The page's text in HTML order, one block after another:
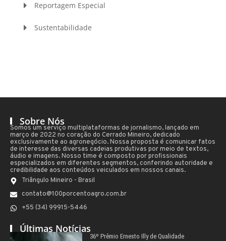
Reportagem Especial
Sustentabilidade
Sobre Nós
Somos um serviço multiplataformas de jornalismo, lançado em
março de 2022 no coração do Cerrado Mineiro, dedicado
exclusivamente ao agronegócio. Nossa proposta é comunicar fatos
de interesse das diversas cadeias produtivas por meio de textos,
áudio e imagens. Nosso time é composto por profissionais
especializados em diferentes segmentos, conferindo autoridade e
credibilidade aos conteúdos veiculados em nossos canais.
Triângulo Mineiro - Brasil
contato@100porcentoagro.com.br
+55 (34) 99915-5446
Últimas Notícias
36º Prêmio Ernesto Illy de Qualidade